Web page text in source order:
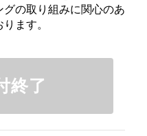
の取り組みに関心のあ
ます。
終了